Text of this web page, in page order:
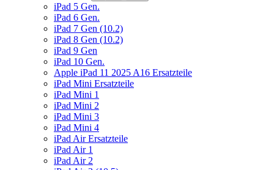
iPad 5 Gen.
iPad 6 Gen.
iPad 7 Gen (10.2)
iPad 8 Gen (10.2)
iPad 9 Gen
iPad 10 Gen.
Apple iPad 11 2025 A16 Ersatzteile
iPad Mini Ersatzteile
iPad Mini 1
iPad Mini 2
iPad Mini 3
iPad Mini 4
iPad Air Ersatzteile
iPad Air 1
iPad Air 2